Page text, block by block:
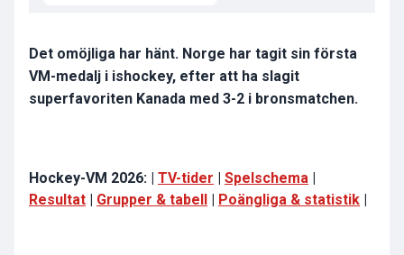
Det omöjliga har hänt. Norge har tagit sin första
VM-medalj i ishockey, efter att ha slagit
superfavoriten Kanada med 3-2 i bronsmatchen.
Hockey-VM 2026: | TV-tider Spelschema
Resultat
Grupper & tabell Poängliga & statistik